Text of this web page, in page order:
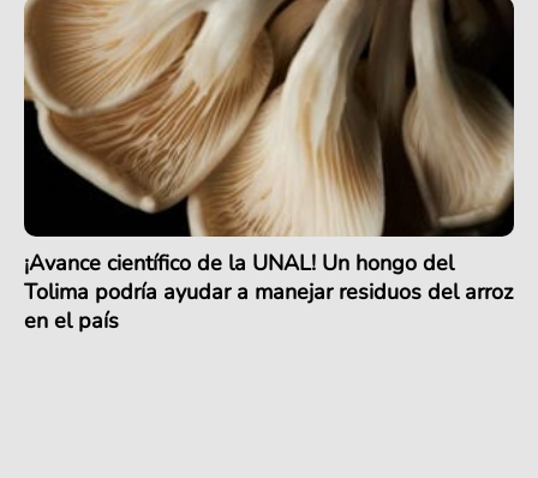
¡Avance científico de la UNAL! Un hongo del
Tolima podría ayudar a manejar residuos del arroz
en el país